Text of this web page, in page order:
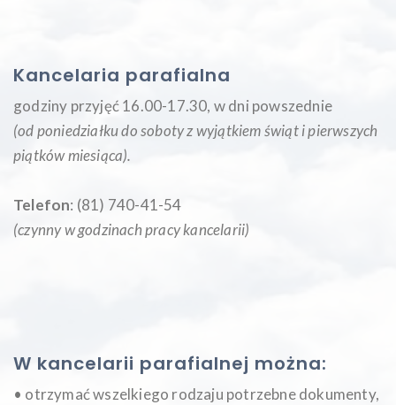
Kancelaria parafialna
godziny przyjęć 16.00-17.30, w dni powszednie
(od poniedziałku do soboty z wyjątkiem świąt i pierwszych
piątków miesiąca).
Telefon: (81) 740-41-54
(czynny w godzinach pracy kancelarii)
W kancelarii parafialnej można:
• otrzymać wszelkiego rodzaju potrzebne dokumenty,